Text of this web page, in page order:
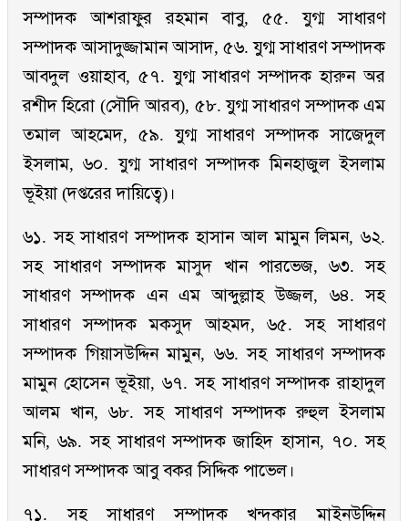
সম্পাদক আশরাফুর রহমান বাবু, ৫৫. যুগ্ম সাধারণ
সম্পাদক আসাদুজ্জামান আসাদ, ৫৬. যুগ্ম সাধারণ সম্পাদক
আবদুল ওয়াহাব, ৫৭. যুগ্ম সাধারণ সম্পাদক হারুন অর
রশীদ হিরো (সৌদি আরব), ৫৮. যুগ্ম সাধারণ সম্পাদক এম
তমাল আহমেদ, ৫৯. যুগ্ম সাধারণ সম্পাদক সাজেদুল
ইসলাম, ৬০. যুগ্ম সাধারণ সম্পাদক মিনহাজুল ইসলাম
ভূইয়া (দপ্তরের দায়িত্বে)।
৬১. সহ সাধারণ সম্পাদক হাসান আল মামুন লিমন, ৬২.
সহ সাধারণ সম্পাদক মাসুদ খান পারভেজ, ৬৩. সহ
সাধারণ সম্পাদক এন এম আব্দুল্লাহ উজ্জল, ৬৪. সহ
সাধারণ সম্পাদক মকসুদ আহমদ, ৬৫. সহ সাধারণ
সম্পাদক গিয়াসউদ্দিন মামুন, ৬৬. সহ সাধারণ সম্পাদক
মামুন হোসেন ভূইয়া, ৬৭. সহ সাধারণ সম্পাদক রাহাদুল
আলম খান, ৬৮. সহ সাধারণ সম্পাদক রুহুল ইসলাম
মনি, ৬৯. সহ সাধারণ সম্পাদক জাহিদ হাসান, ৭০. সহ
সাধারণ সম্পাদক আবু বকর সিদ্দিক পাভেল।
৭১. সহ সাধারণ সম্পাদক খন্দকার মাইনউদ্দিন